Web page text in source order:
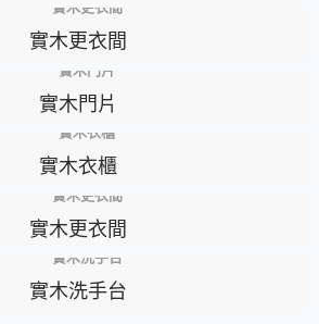
實木更衣間
實木門片
實木衣櫃
實木更衣間
實木洗手台